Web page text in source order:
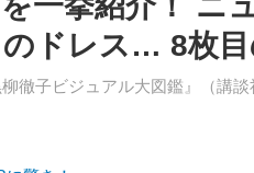
ドレス… 8枚
徹子ビジュアル大図鑑』（講